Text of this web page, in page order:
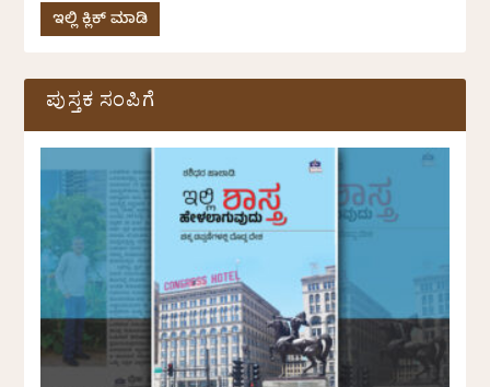
ಇಲ್ಲಿ ಕ್ಲಿಕ್ ಮಾಡಿ
ಪುಸ್ತಕ ಸಂಪಿಗೆ